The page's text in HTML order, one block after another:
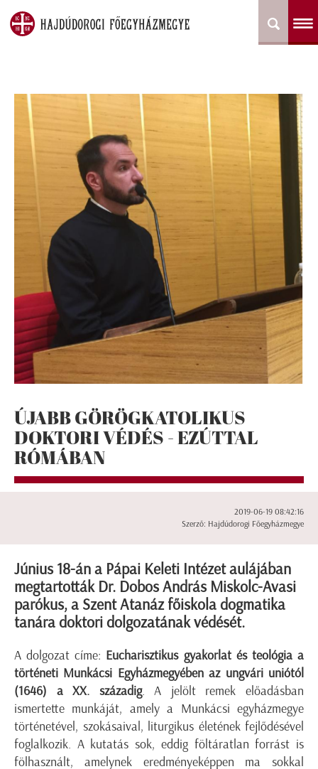
ÚJABB GÖRÖGKATOLIKUS
DOKTORI VÉDÉS - EZÚTTAL
RÓMÁBAN
2019-06-19 08:42:16
Szerző: Hajdúdorogi Főegyházmegye
Június 18-án a Pápai Keleti Intézet aulájában
megtartották Dr. Dobos András Miskolc-Avasi
parókus, a Szent Atanáz főiskola dogmatika
tanára doktori dolgozatának védését.
A dolgozat címe: Eucharisztikus gyakorlat és teológia a
történeti Munkácsi Egyházmegyében az ungvári uniótól
(1646) a XX. századig. A jelölt remek előadásban
ismertette munkáját, amely a Munkácsi egyházmegye
történetével, szokásaival, liturgikus életének fejlődésével
foglalkozik. A kutatás sok, eddig föltáratlan forrást is
fölhasznált, amelynek eredményeképpen ma sokkal